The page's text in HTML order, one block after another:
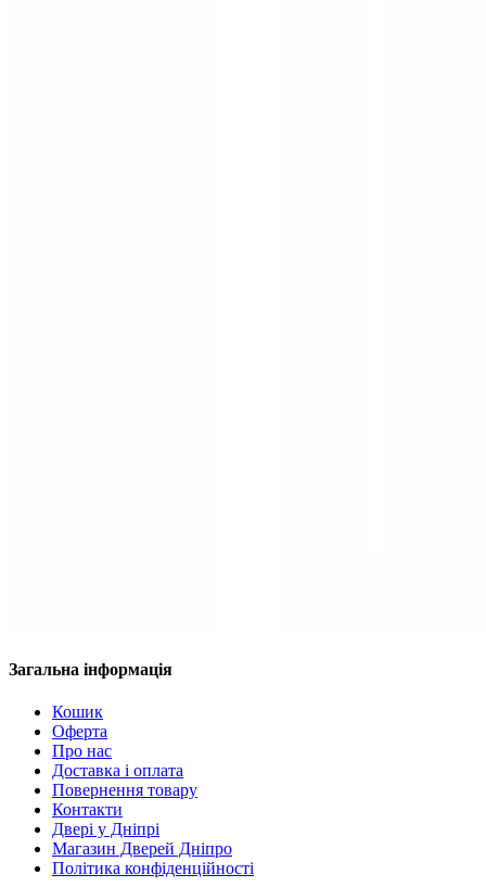
Загальна інформація
Кошик
Оферта
Про нас
Доставка і оплата
Повернення товару
Контакти
Двері у Дніпрі
Магазин Дверей Дніпро
Політика конфіденційності